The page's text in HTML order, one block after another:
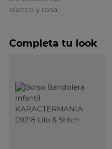
Completa tu look